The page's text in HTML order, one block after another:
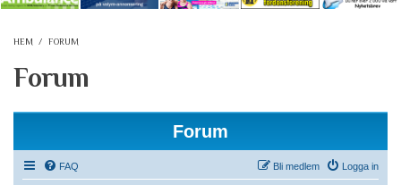
HEM / FORUM
Forum